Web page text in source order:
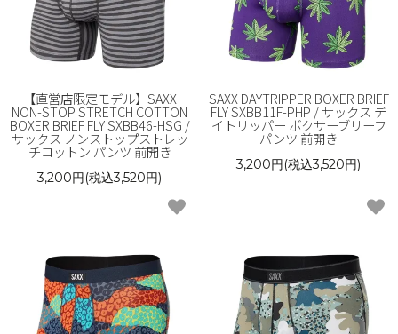
【直営店限定モデル】SAXX
NON-STOP STRETCH COTTON
BOXER BRIEF FLY SXBB46-HSG /
サックス ノンストップストレッ
チコットン パンツ 前開き
3,200円(税込3,520円)
SAXX DAYTRIPPER BOXER BRIEF
FLY SXBB11F-PHP / サックス デ
イトリッパー ボクサーブリーフ
パンツ 前開き
3,200円(税込3,520円)